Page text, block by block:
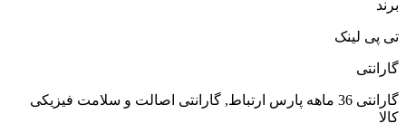
برند
تی پی لینک
گارانتی
گارانتی 36 ماهه پارس ارتباط, گارانتی اصالت و سلامت فیزیکی
کالا